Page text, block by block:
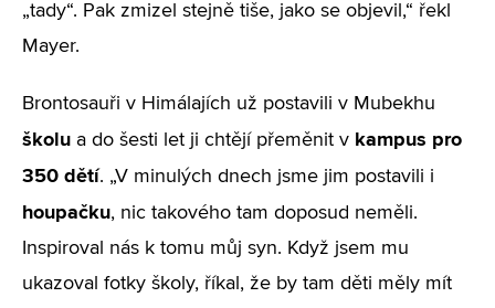
„tady“. Pak zmizel stejně tiše, jako se objevil,“ řekl
Mayer.
Brontosauři v Himálajích už postavili v Mubekhu
školu a do šesti let ji chtějí přeměnit v kampus pro
350 dětí. „V minulých dnech jsme jim postavili i
houpačku, nic takového tam doposud neměli.
Inspiroval nás k tomu můj syn. Když jsem mu
ukazoval fotky školy, říkal, že by tam děti měly mít